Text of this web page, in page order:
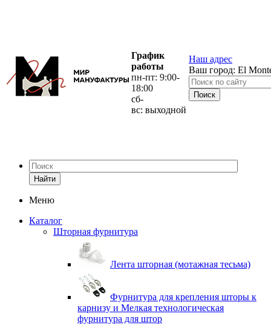
График
работы
пн-пт: 9:00-
18:00
сб-
вс: выходной
Наш адрес
Ваш город: El
Найти
Меню
Каталог
Шторная фурнитура
Лента шторная (мотажная тесьма)
Фурнитура для крепления шторы к
карнизу и Мелкая технологическая
фурнитура для штор